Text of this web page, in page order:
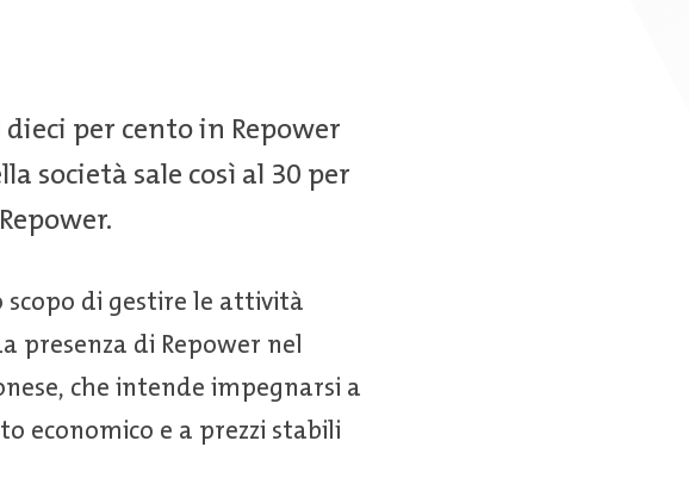
per cento in Repower
società sale così al 30 per
scopo di gestire le attività
presenza di Repower nel
che intende impegnarsi a
economico e a prezzi stabili